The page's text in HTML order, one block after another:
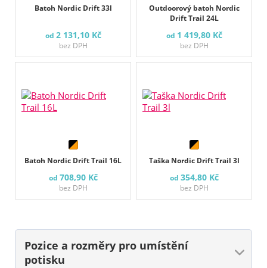
Batoh Nordic Drift 33l
od 2 131,10 Kč
bez DPH
Outdoorový batoh Nordic
Drift Trail 24L
od 1 419,80 Kč
bez DPH
Batoh Nordic Drift Trail 16L
od 708,90 Kč
bez DPH
Taška Nordic Drift Trail 3l
od 354,80 Kč
bez DPH
Pozice a rozměry pro umístění
potisku